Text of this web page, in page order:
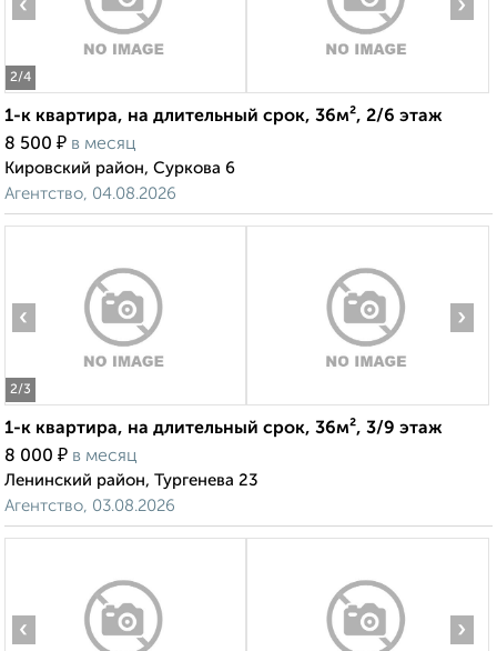
2/4
‹ ›
1-к квартира, на длительный срок, 36м², 2/6 этаж
8 500 ₽ в месяц
Кировский район, Суркова 6
Агентство, 04.08.2026
2/3
‹ ›
1-к квартира, на длительный срок, 36м², 3/9 этаж
8 000 ₽ в месяц
Ленинский район, Тургенева 23
Агентство, 03.08.2026
‹ ›